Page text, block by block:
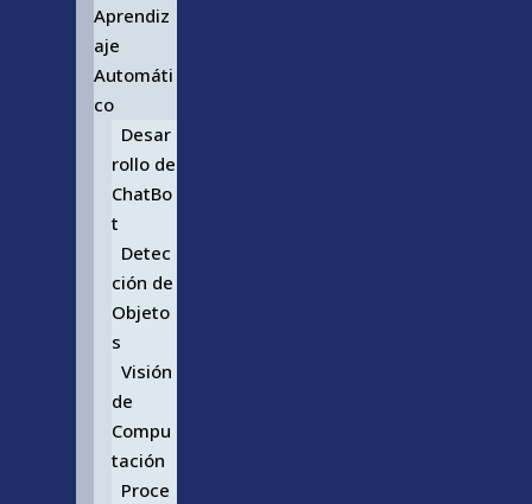
Aprendiz
aje
Automáti
co
Desar
rollo de
ChatBo
t
Detec
ción de
Objeto
s
Visión
de
Compu
tación
Proce